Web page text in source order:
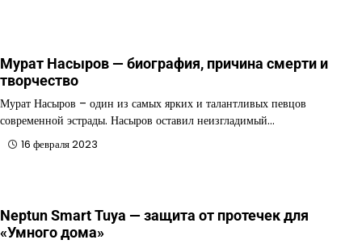
Мурат Насыров — биография, причина смерти и
творчество
Мурат Насыров – один из самых ярких и талантливых певцов
современной эстрады. Насыров оставил неизгладимый…
16 февраля 2023
Neptun Smart Tuya — защита от протечек для
«Умного дома»